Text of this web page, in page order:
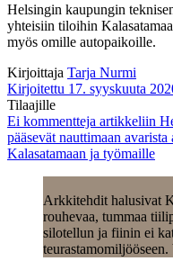
Helsingin kaupungin
yhteisiin tiloihin
myös omille autopaikoille.
Kirjoittaja Tarja Nurmi
Kirjoitettu 17. syyskuuta
Tilaajille
Ei kommentteja artikkeliin
pääsevät nauttimaan
Kalasatamaan ja työmaille
Arkkitehdit halusivat
rouhevaa, tummaa
silotellun ja fiinin ei